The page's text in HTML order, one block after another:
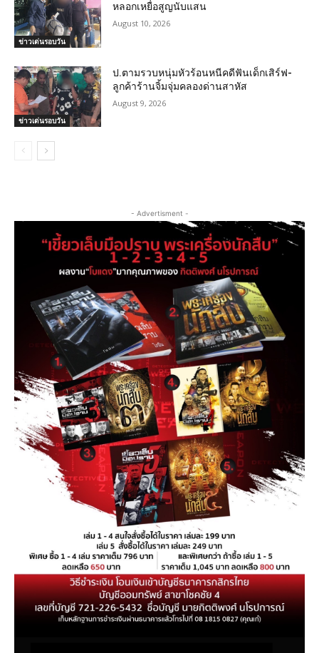
ข่าวเด่นรอบวัน
หลอกเหยื่อสูญนับแสน
August 10, 2026
ข่าวเด่นรอบวัน
ป.ตามรวบหนุ่มหัวร้อนหนีคดีฟันเด็กเสิร์ฟ-
ลูกค้าร้านจิ้มจุ่มคลองด่านสาหัส
August 9, 2026
- Advertisment -